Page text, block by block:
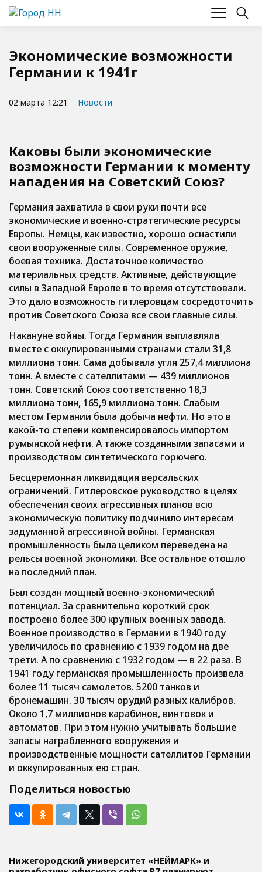
Экономические возможности
Германии к 1941г
02 марта 12:21 Новости
Каковы были экономические
возможности Германии к моменту
нападения на Советский Союз?
Германия захватила в свои руки почти все
экономические и военно-стратегические ресурсы
Европы. Немцы, как известно, хорошо оснастили
свои вооруженные силы. Современное оружие,
боевая техника. Достаточное количество
материальных средств. Активные, действующие
силы в Западной Европе в то время отсутствовали.
Это дало возможность гитлеровцам сосредоточить
против Советского Союза все свои главные силы.
Накануне войны. Тогда Германия выплавляла
вместе с оккупированными странами стали 31,8
миллиона тонн. Сама добывала угля 257,4 миллиона
тонн. А вместе с сателлитами — 439 миллионов
тонн. Советский Союз соответственно 18,3
миллиона тонн, 165,9 миллиона тонн. Слабым
местом Германии была добыча нефти. Но это в
какой-то степени компенсировалось импортом
румынской нефти. А также созданными запасами и
производством синтетического горючего.
Бесцеремонная ликвидация версальских
ограничений. Гитлеровское руководство в целях
обеспечения своих агрессивных планов всю
экономическую политику подчинило интересам
задуманной агрессивной войны. Германская
промышленность была целиком переведена на
рельсы военной экономики. Все остальное отошло
на последний план.
Был создан мощный военно-экономический
потенциал. За сравнительно короткий срок
построено более 300 крупных военных завода.
Военное производство в Германии в 1940 году
увеличилось по сравнению с 1939 годом на две
трети. А по сравнению с 1932 годом — в 22 раза. В
1941 году германская промышленность произвела
более 11 тысяч самолетов. 5200 танков и
бронемашин. 30 тысяч орудий разных калибров.
Около 1,7 миллионов карабинов, винтовок и
автоматов. При этом нужно учитывать большие
запасы награбленного вооружения и
производственные мощности сателлитов Германии
и оккупированных ею стран.
Поделиться новостью
Нижегородский университет «НЕЙМАРК» и